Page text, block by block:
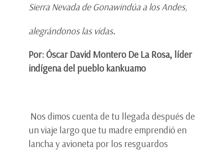
Sierra Nevada de Gonawindúa a los Andes,
alegrándonos las vidas.
Por: Óscar David Montero De La Rosa, líder
indígena del pueblo kankuamo
Nos dimos cuenta de tu llegada después de
un viaje largo que tu madre emprendió en
lancha y avioneta por los resguardos